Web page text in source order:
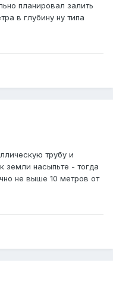
планировал залить
в глубину ну типа
трубу и
земли насыпьте - тогда
не выше 10 метров от